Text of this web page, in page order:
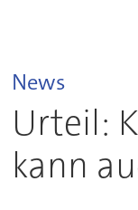
News
Urteil:
kann